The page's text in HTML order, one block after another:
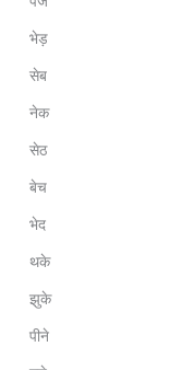
भेड़
सेब
नेक
सेठ
बेच
भेद
थके
झुके
पीने